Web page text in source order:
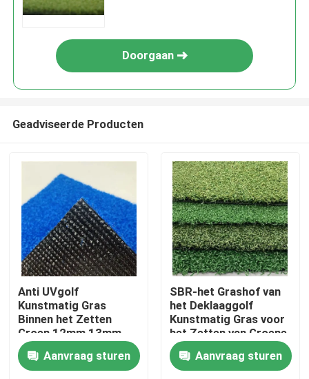
Huis
Producten
Doorgaan
Geadviseerde Producten
Anti UVgolf
Kunstmatig Gras
Binnen het Zetten
Groen 12mm 13mm
SBR Latex
Aanvraag sturen
SBR-het Grashof van
het Deklaaggolf
Kunstmatig Gras voor
het Zetten van Groene
10 - 20mm
73500s/M2
Aanvraag sturen